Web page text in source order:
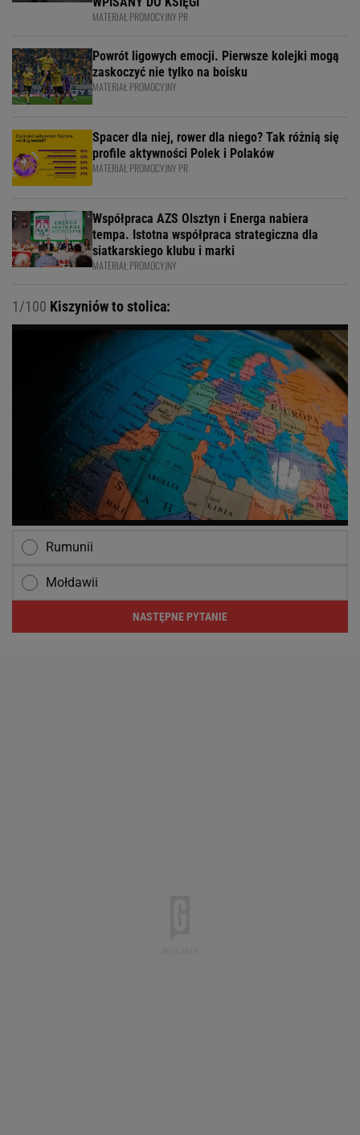
MATERIAŁ PROMOCYJNY PR
Powrót ligowych emocji. Pierwsze kolejki mogą
zaskoczyć nie tylko na boisku
MATERIAŁ PROMOCYJNY
Spacer dla niej, rower dla niego? Tak różnią się
profile aktywności Polek i Polaków
MATERIAŁ PROMOCYJNY PR
Współpraca AZS Olsztyn i Energa nabiera
tempa. Istotna współpraca strategiczna dla
siatkarskiego klubu i marki
MATERIAŁ PROMOCYJNY
1/100 Kiszyniów to stolica:
Rumunii
Mołdawii
NASTĘPNE PYTANIE